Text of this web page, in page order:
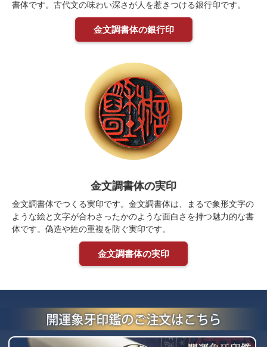
書体です。古代文の味わい深さが人を惹きつける銀行印です。
金文調書体の銀行印
金文調書体の実印
金文調書体でつくる実印です。金文調書体は、まるで象形文字の
ような絵と文字が合わさったかのような面白さを持つ魅力的な書
体です。偽造や姓の重複を防ぐ実印です。
金文調書体の実印